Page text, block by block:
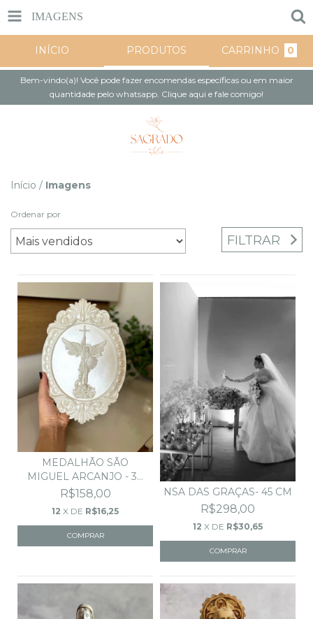
IMAGENS
INÍCIO PRODUTOS CARRINHO 0
Bem-vindo(a)! Você pode fazer encomendas específicas ou em maior
quantidade pelo whatsapp. Clique aqui e fale comigo!
Início / Imagens
Ordenar por
FILTRAR
MEDALHÃO SÃO
MIGUEL ARCANJO - 30
CM
R$158,00
12 X DE R$16,25
NSA DAS GRAÇAS- 45 CM
R$298,00
12 X DE R$30,65